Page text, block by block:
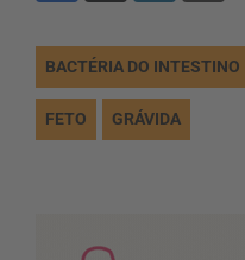
BACTÉRIA DO INTESTINO
FETO GRÁVIDA